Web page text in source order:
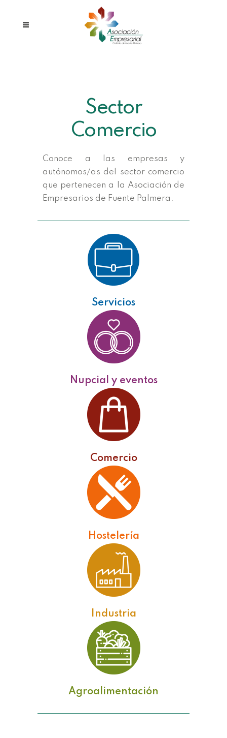
Sector
Comercio
Conoce a las empresas y
autónomos/as del sector comercio
que pertenecen a la Asociación de
Empresarios de Fuente Palmera.
Servicios
Nupcial y eventos
Comercio
Hostelería
Industria
Agroalimentación